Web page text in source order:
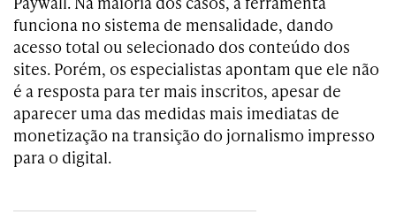
funciona no sistema de mensalidade, dando
acesso total ou selecionado dos conteúdo dos
sites. Porém, os especialistas apontam que ele não
é a resposta para ter mais inscritos, apesar de
aparecer uma das medidas mais imediatas de
monetização na transição do jornalismo impresso
para o digital.